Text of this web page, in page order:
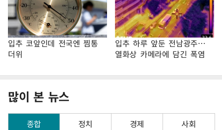
입추 코앞인데 전국엔 찜통
더위
입추 하루 앞둔 전남광주…
열화상 카메라에 담긴 폭염
많이 본 뉴스
종합 정치 경제
사회